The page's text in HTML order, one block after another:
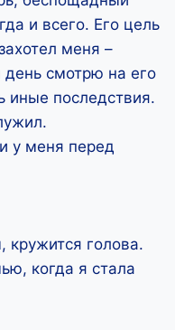
и всего. Его цель
меня –
день смотрю на его
иные последствия.
у меня перед
голова.
когда я стала